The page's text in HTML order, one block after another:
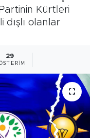
Kürtleri
dışlı olanlar
29